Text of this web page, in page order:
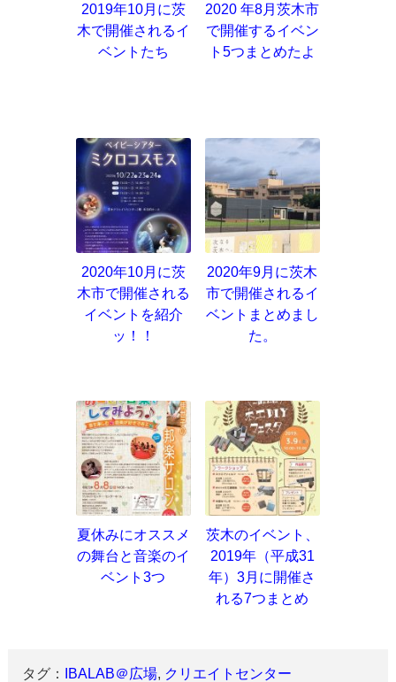
2019年10月に茨
木で開催されるイ
ベントたち
2020 年8月茨木市
で開催するイベン
ト5つまとめたよ
2020年10月に茨
木市で開催される
イベントを紹介
ッ！！
2020年9月に茨木
市で開催されるイ
ベントまとめまし
た。
夏休みにオススメ
の舞台と音楽のイ
ベント3つ
茨木のイベント、
2019年（平成31
年）3月に開催さ
れる7つまとめ
タグ： IBALAB＠広場, クリエイトセンター